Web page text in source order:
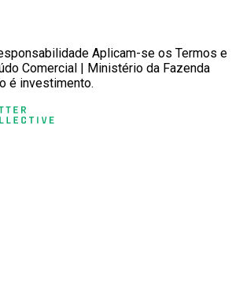
Aplicam-se os Termos e
Comercial | Ministério da Fazenda
é investimento.